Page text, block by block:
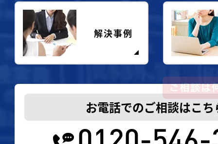
解決事例
お電話でのご相談はこち